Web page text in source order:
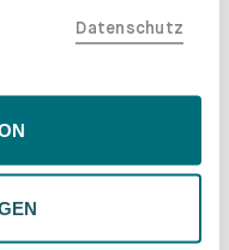
verarbeitet werden
Wähle
Wahl jederzeit
du in unserer
Datenschutz
Stil.